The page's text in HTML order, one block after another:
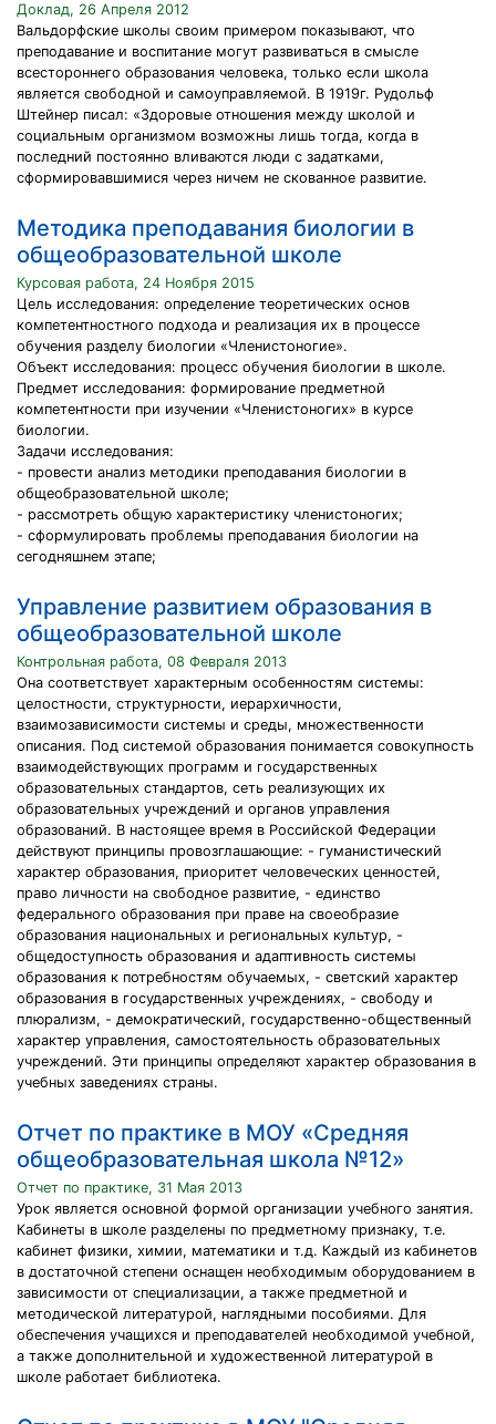
Доклад, 26 Апреля 2012
Вальдорфские школы своим примером показывают, что
преподавание и воспитание могут развиваться в смысле
всестороннего образования человека, только если школа
является свободной и самоуправляемой. В 1919г. Рудольф
Штейнер писал: «Здоровые отношения между школой и
социальным организмом возможны лишь тогда, когда в
последний постоянно вливаются люди с задатками,
сформировавшимися через ничем не скованное развитие.
Методика преподавания биологии в
общеобразовательной школе
Курсовая работа, 24 Ноября 2015
Цель исследования: определение теоретических основ
компетентностного подхода и реализация их в процессе
обучения разделу биологии «Членистоногие».
Объект исследования: процесс обучения биологии в школе.
Предмет исследования: формирование предметной
компетентности при изучении «Членистоногих» в курсе
биологии.
Задачи исследования:
- провести анализ методики преподавания биологии в
общеобразовательной школе;
- рассмотреть общую характеристику членистоногих;
- сформулировать проблемы преподавания биологии на
сегодняшнем этапе;
Управление развитием образования в
общеобразовательной школе
Контрольная работа, 08 Февраля 2013
Она соответствует характерным особенностям системы:
целостности, структурности, иерархичности,
взаимозависимости системы и среды, множественности
описания. Под системой образования понимается совокупность
взаимодействующих программ и государственных
образовательных стандартов, сеть реализующих их
образовательных учреждений и органов управления
образований. В настоящее время в Российской Федерации
действуют принципы провозглашающие: - гуманистический
характер образования, приоритет человеческих ценностей,
право личности на свободное развитие, - единство
федерального образования при праве на своеобразие
образования национальных и региональных культур, -
общедоступность образования и адаптивность системы
образования к потребностям обучаемых, - светский характер
образования в государственных учреждениях, - свободу и
плюрализм, - демократический, государственно-общественный
характер управления, самостоятельность образовательных
учреждений. Эти принципы определяют характер образования в
учебных заведениях страны.
Отчет по практике в МОУ «Средняя
общеобразовательная школа №12»
Отчет по практике, 31 Мая 2013
Урок является основной формой организации учебного занятия.
Кабинеты в школе разделены по предметному признаку, т.е.
кабинет физики, химии, математики и т.д. Каждый из кабинетов
в достаточной степени оснащен необходимым оборудованием в
зависимости от специализации, а также предметной и
методической литературой, наглядными пособиями. Для
обеспечения учащихся и преподавателей необходимой учебной,
а также дополнительной и художественной литературой в
школе работает библиотека.